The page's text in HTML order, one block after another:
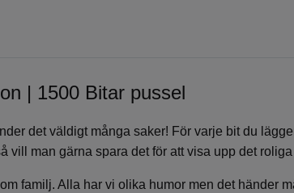
| 1500 Bitar pussel
det väldigt många saker! För varje bit du
vill man gärna spara det för att visa upp det
familj. Alla har vi olika humor men det händer